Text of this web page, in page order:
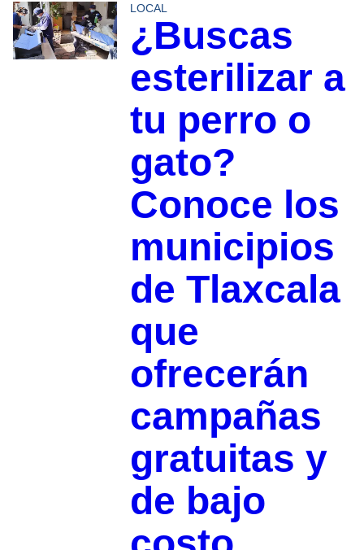
LOCAL
¿Buscas
esterilizar a
tu perro o
gato?
Conoce los
municipios
de Tlaxcala
que
ofrecerán
campañas
gratuitas y
de bajo